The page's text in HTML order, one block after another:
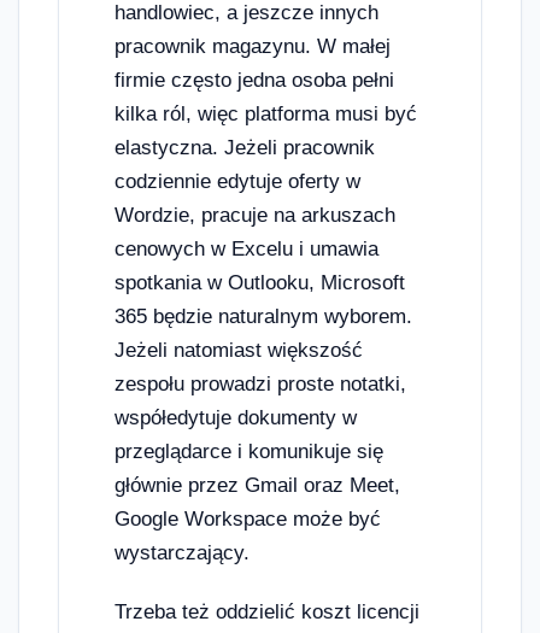
handlowiec, a jeszcze innych
pracownik magazynu. W małej
firmie często jedna osoba pełni
kilka ról, więc platforma musi być
elastyczna. Jeżeli pracownik
codziennie edytuje oferty w
Wordzie, pracuje na arkuszach
cenowych w Excelu i umawia
spotkania w Outlooku, Microsoft
365 będzie naturalnym wyborem.
Jeżeli natomiast większość
zespołu prowadzi proste notatki,
współedytuje dokumenty w
przeglądarce i komunikuje się
głównie przez Gmail oraz Meet,
Google Workspace może być
wystarczający.
Trzeba też oddzielić koszt licencji